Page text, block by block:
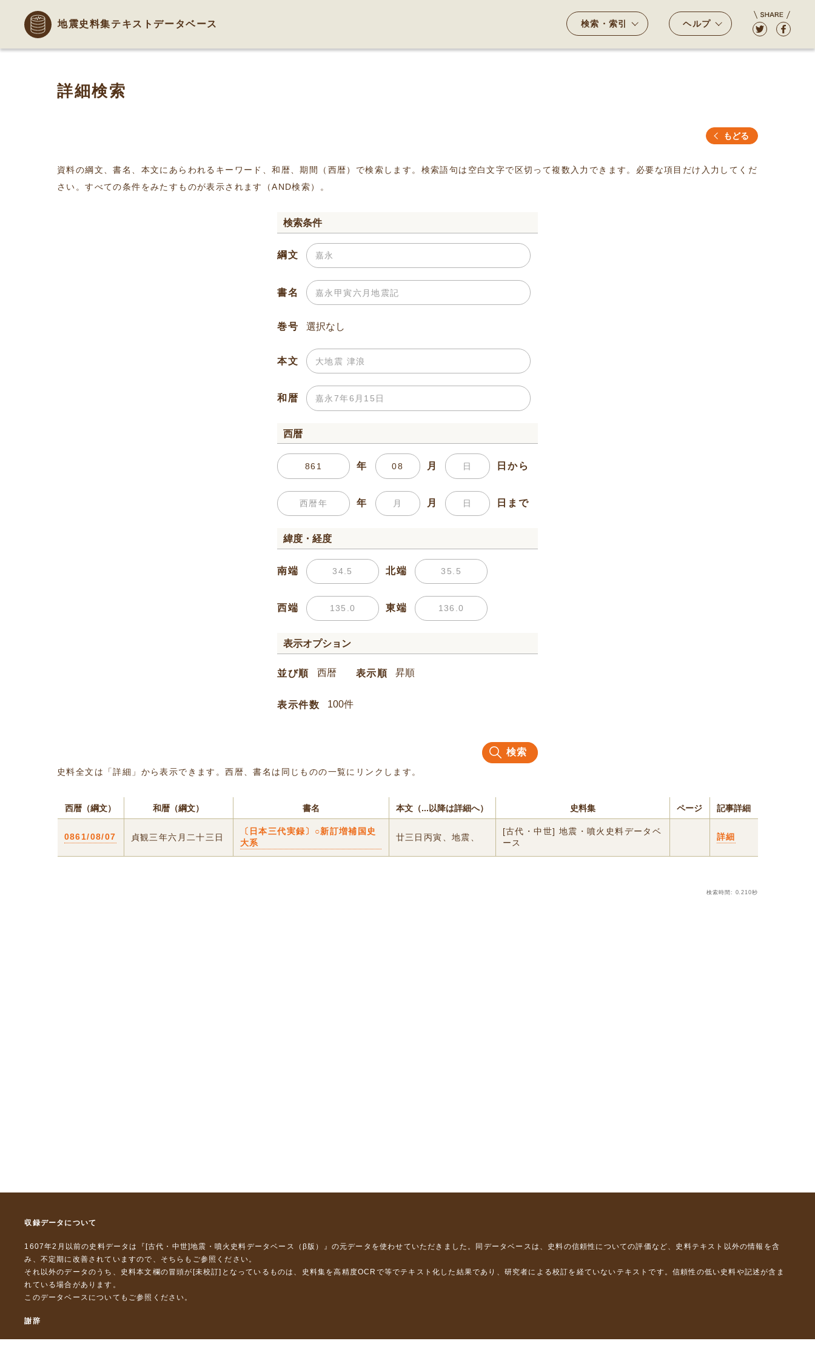
地震史料集テキストデータベース 検索・索引 ヘルプ
詳細検索
もどる
資料の綱文、書名、本文にあらわれるキーワード、和暦、期間（西暦）で検索します。検索語句は空白文字で区切って複数入力できます。必要な項目だけ入力してくだ
さい。すべての条件をみたすものが表示されます（AND検索）。
検索条件
綱文
書名
巻号
本文
和暦
西暦
年 月 日から
年 月 日まで
緯度・経度
南端 北端
西端 東端
表示オプション
並び順 表示順
表示件数
検索
史料全文は「詳細」から表示できます。西暦、書名は同じものの一覧にリンクします。
西暦（綱文） 和暦（綱文） 書名 本文（...以降は詳細へ） 史料集 ページ 記事詳細
0861/08/07 貞観三年六月二十三日
〔日本三代実録〕○新訂増補国史
大系
廿三日丙寅、地震、
[古代・中世] 地震・噴火史料データベ
ース
詳細
検索時間: 0.210秒
収録データについて
1607年2月以前の史料データは『 [古代・中世]地震・噴火史料データベース（β版）』 の元データを使わせていただきました。同データベースは、史料の信頼性についての評価など、史料テキスト以外の情報を含
み、不定期に改善されていますので、 そちら もご参照ください。
それ以外のデータのうち、史料本文欄の冒頭が[未校訂]となっているものは、史料集を高精度OCRで等でテキスト化した結果であり、研究者による校訂を経ていないテキストです。信頼性の低い史料や記述が含ま
れている場合があります。
このデータベースについて もご参照ください。
謝辞